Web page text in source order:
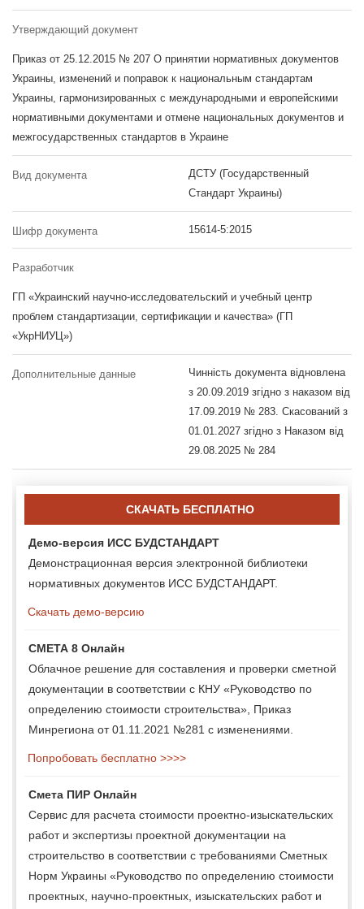
Утверждающий документ
Приказ от 25.12.2015 № 207 О принятии нормативных документов
Украины, изменений и поправок к национальным стандартам
Украины, гармонизированных с международными и европейскими
нормативными документами и отмене национальных документов и
межгосударственных стандартов в Украине
Вид документа
ДСТУ (Государственный
Стандарт Украины)
Шифр документа 15614-5:2015
Разработчик
ГП «Украинский научно-исследовательский и учебный центр
проблем стандартизации, сертификации и качества» (ГП
«УкрНИУЦ»)
Дополнительные данные
Чинність документа відновлена
з 20.09.2019 згідно з наказом від
17.09.2019 № 283. Скасований з
01.01.2027 згідно з Наказом від
29.08.2025 № 284
СКАЧАТЬ БЕСПЛАТНО
Демо-версия ИСС БУДСТАНДАРТ
Демонстрационная версия электронной библиотеки
нормативных документов ИСС БУДСТАНДАРТ.
Скачать демо-версию
СМЕТА 8 Онлайн
Облачное решение для составления и проверки сметной
документации в соответствии с КНУ «Руководство по
определению стоимости строительства», Приказ
Минрегиона от 01.11.2021 №281 с изменениями.
Попробовать бесплатно >>>>
Смета ПИР Онлайн
Сервис для расчета стоимости проектно-изыскательских
работ и экспертизы проектной документации на
строительство в соответствии с требованиями Сметных
Норм Украины «Руководство по определению стоимости
проектных, научно-проектных, изыскательских работ и